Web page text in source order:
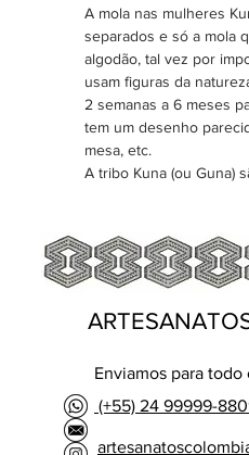
A mola nas mulheres
separados e só a mola
algodão, tal vez por
usam figuras da
2 semanas a 6 meses
tem um desenho
mesa, etc.
A tribo Kuna (ou Guna)
Enviamos para todo
(+55) 24 99999-